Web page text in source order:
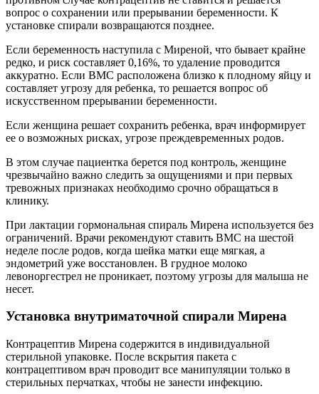
вопрос о сохранении или прерывании беременности. К
установке спирали возвращаются позднее.
Если беременность наступила с Миреной, что бывает крайне
редко, и риск составляет 0,16%, то удаление проводится
аккуратно. Если ВМС расположена близко к плодному яйцу и
составляет угрозу для ребенка, то решается вопрос об
искусственном прерывании беременности.
Если женщина решает сохранить ребенка, врач информирует
ее о возможных рисках, угрозе преждевременных родов.
В этом случае пациентка берется под контроль, женщине
чрезвычайно важно следить за ощущениями и при первых
тревожных признаках необходимо срочно обращаться в
клинику.
При лактации гормональная спираль Мирена используется без
ограничений. Врачи рекомендуют ставить ВМС на шестой
неделе после родов, когда шейка матки еще мягкая, а
эндометрий уже восстановлен. В грудное молоко
левоноргестрел не проникает, поэтому угрозы для малыша не
несет.
Установка внутриматочной спирали Мирена
Контрацептив Мирена содержится в индивидуальной
стерильной упаковке. После вскрытия пакета с
контрацептивом врач проводит все манипуляции только в
стерильных перчатках, чтобы не занести инфекцию.